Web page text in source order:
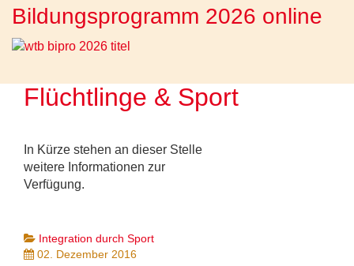
Bildungsprogramm 2026 online
Flüchtlinge & Sport
In Kürze stehen an dieser Stelle
weitere Informationen zur
Verfügung.
Integration durch Sport
02. Dezember 2016